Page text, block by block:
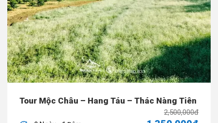
Tour Mộc Châu – Hang Táu – Thác Nàng Tiên
2,500,000đ